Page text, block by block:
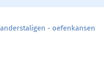
- oefenkansen